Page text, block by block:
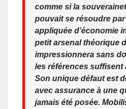
comme si la
pouvait se résoudre
appliquée d’économie
petit arsenal théorique
impressionnera sans
les références suffisent
Son unique défaut est
avec assurance à une
jamais été posée.